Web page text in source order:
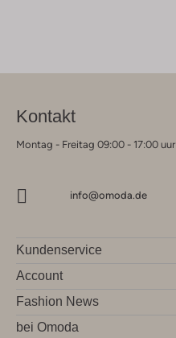
Kontakt
Montag - Freitag 09:00 - 17:00 uur
info@omoda.de
Kundenservice
Account
Fashion News
bei Omoda